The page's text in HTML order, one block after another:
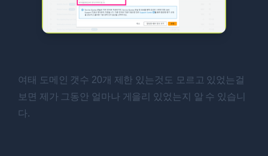
여태 도메인 갯수 20개 제한 있는것도 모르고 있었는걸
보면 제가 그동안 얼마나 게을리 있었는지 알 수 있습니
다.